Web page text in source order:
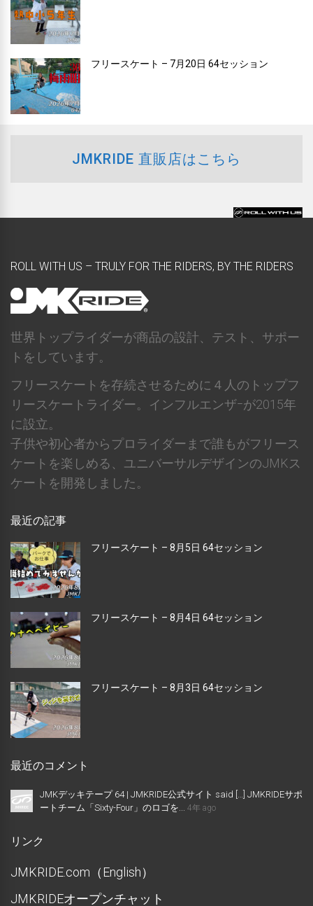
フリースケート – 7月20日 64セッション
JMKRIDE 直販店はこちら
ROLL WITH US – TRULY FOR THE RIDERS, BY THE RIDERS
世界トップライダーが商品の設計、テスト、サポー
トをしています。
フリースケートを存続させるために４人のトップフ
リースケートライダー。インフルエンザｰが2015年
に設立。
子供や初心者からプロライダーまで誰もがフリース
ケートを楽しめる、ユニバーサルデザインのJMKス
ケートを開発しました。
最近の記事
フリースケート – 8月5日 64セッション
フリースケート – 8月4日 64セッション
フリースケート – 8月3日 64セッション
最近のコメント
JMKデッキテープ 64 | JMKRIDE公式サイト said […] JMKRIDEサポ
ートチーム「Sixty-Four」のロゴを...
4年 ago
リンク
JMKRIDE.com（English）
JMKRIDEオープンチャット